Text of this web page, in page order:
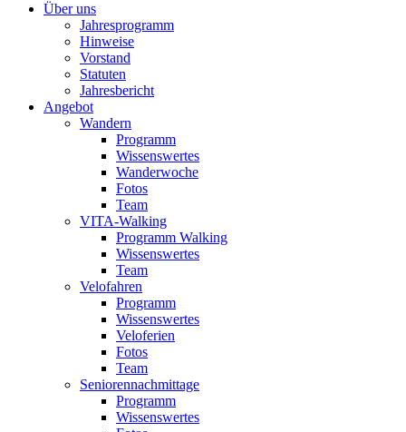
Über uns
Jahresprogramm
Hinweise
Vorstand
Statuten
Jahresbericht
Angebot
Wandern
Programm
Wissenswertes
Wanderwoche
Fotos
Team
VITA-Walking
Programm Walking
Wissenswertes
Team
Velofahren
Programm
Wissenswertes
Veloferien
Fotos
Team
Seniorennachmittage
Programm
Wissenswertes